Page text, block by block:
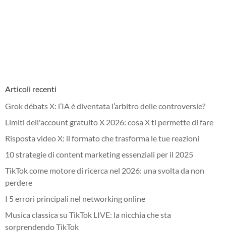
Articoli recenti
Grok débats X: l’IA è diventata l’arbitro delle controversie?
Limiti dell'account gratuito X 2026: cosa X ti permette di fare
Risposta video X: il formato che trasforma le tue reazioni
10 strategie di content marketing essenziali per il 2025
TikTok come motore di ricerca nel 2026: una svolta da non
perdere
I 5 errori principali nel networking online
Musica classica su TikTok LIVE: la nicchia che sta
sorprendendo TikTok